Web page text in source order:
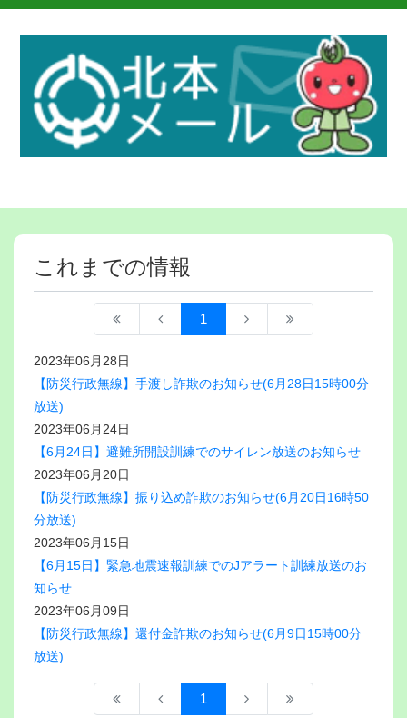
これまでの情報
1
2023年06月28日
【防災行政無線】手渡し詐欺のお知らせ(6月28日15時00分
放送)
2023年06月24日
【6月24日】避難所開設訓練でのサイレン放送のお知らせ
2023年06月20日
【防災行政無線】振り込め詐欺のお知らせ(6月20日16時50
分放送)
2023年06月15日
【6月15日】緊急地震速報訓練でのJアラート訓練放送のお
知らせ
2023年06月09日
【防災行政無線】還付金詐欺のお知らせ(6月9日15時00分
放送)
1